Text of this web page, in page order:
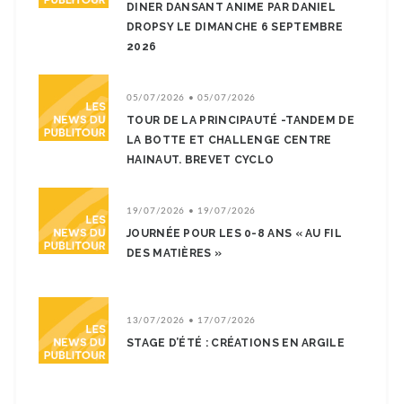
DINER DANSANT ANIME PAR DANIEL
DROPSY LE DIMANCHE 6 SEPTEMBRE
2026
05/07/2026 • 05/07/2026
TOUR DE LA PRINCIPAUTÉ -TANDEM DE
LA BOTTE ET CHALLENGE CENTRE
HAINAUT. BREVET CYCLO
19/07/2026 • 19/07/2026
JOURNÉE POUR LES 0-8 ANS « AU FIL
DES MATIÈRES »
13/07/2026 • 17/07/2026
STAGE D’ÉTÉ : CRÉATIONS EN ARGILE